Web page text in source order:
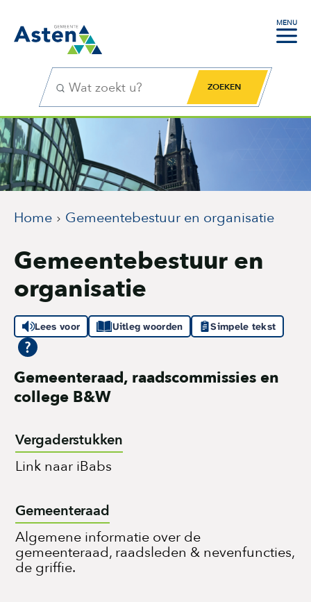
MENU
Zoekfunctie Zoekknop
Home Gemeentebestuur en organisatie
Gemeentebestuur en
organisatie
Lees voor Uitleg woorden Simpele tekst
Gemeenteraad, raadscommissies en
college B&W
Vergaderstukken
Link naar iBabs
Gemeenteraad
Algemene informatie over de
gemeenteraad, raadsleden & nevenfuncties,
de griffie.